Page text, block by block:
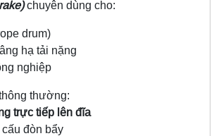
chuyên dùng cho:
drum)
hạ tải nặng
nghiệp
thường:
trực tiếp lên đĩa
đòn bẩy